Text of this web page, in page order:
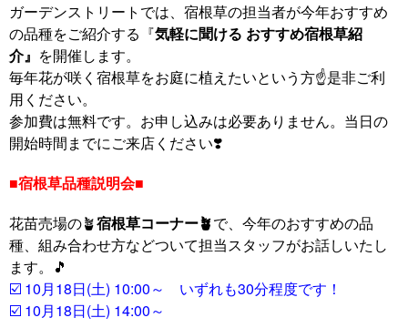
ガーデンストリートでは、宿根草の担当者が今年おすすめ
の品種をご紹介する『気軽に聞ける おすすめ宿根草紹
介』 を開催します。
毎年花が咲く宿根草をお庭に植えたいという方☝️是非ご利
用ください。
参加費は無料です。お申し込みは必要ありません。当日の
開始時間までにご来店ください❣️
■宿根草品種説明会■
花苗売場の🪴宿根草コーナー🪴で、今年のおすすめの品
種、組み合わせ方などついて担当スタッフがお話しいたし
ます。🎵
☑️ 10月18日(土) 10:00～ いずれも30分程度です！
☑️ 10月18日(土) 14:00～